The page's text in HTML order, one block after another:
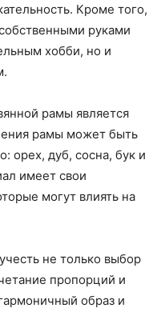
Кроме того,
руками
хобби, но и
рамы является
рамы может быть
орех, дуб, сосна, бук и
имеет свои
могут влиять на
не только выбор
пропорций и
образ и